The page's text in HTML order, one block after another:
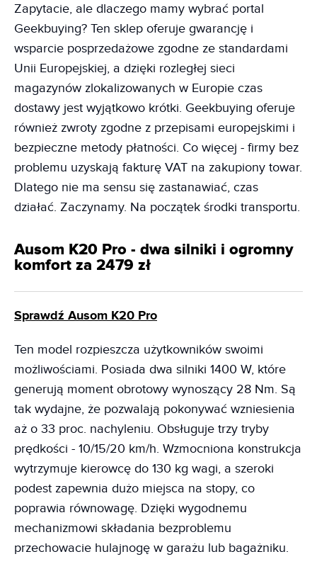
Zapytacie, ale dlaczego mamy wybrać portal
Geekbuying? Ten sklep oferuje gwarancję i
wsparcie posprzedażowe zgodne ze standardami
Unii Europejskiej, a dzięki rozległej sieci
magazynów zlokalizowanych w Europie czas
dostawy jest wyjątkowo krótki. Geekbuying oferuje
również zwroty zgodne z przepisami europejskimi i
bezpieczne metody płatności. Co więcej - firmy bez
problemu uzyskają fakturę VAT na zakupiony towar.
Dlatego nie ma sensu się zastanawiać, czas
działać. Zaczynamy. Na początek środki transportu.
Ausom K20 Pro - dwa silniki i ogromny
komfort za 2479 zł
Sprawdź Ausom K20 Pro
Ten model rozpieszcza użytkowników swoimi
możliwościami. Posiada dwa silniki 1400 W, które
generują moment obrotowy wynoszący 28 Nm. Są
tak wydajne, że pozwalają pokonywać wzniesienia
aż o 33 proc. nachyleniu. Obsługuje trzy tryby
prędkości - 10/15/20 km/h. Wzmocniona konstrukcja
wytrzymuje kierowcę do 130 kg wagi, a szeroki
podest zapewnia dużo miejsca na stopy, co
poprawia równowagę. Dzięki wygodnemu
mechanizmowi składania bezproblemu
przechowacie hulajnogę w garażu lub bagażniku.